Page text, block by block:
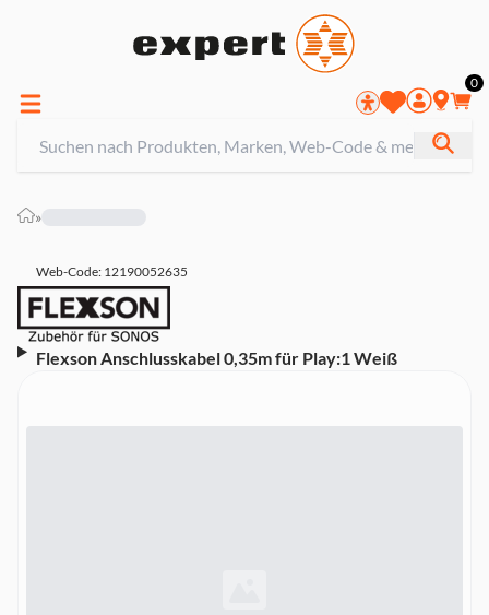
0
»
Web-Code: 12190052635
Flexson Anschlusskabel 0,35m für Play:1 Weiß